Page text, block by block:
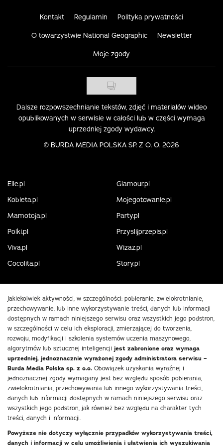
Kontakt Regulamin Polityka prywatności
O towarzystwie National Geographic Newsletter
Moje zgody
Dalsze rozpowszechnianie tekstów, zdjęć i materiałów wideo
opublikowanych w serwisie w całości lub w części wymaga
uprzedniej zgody wydawcy.
© BURDA MEDIA POLSKA SP. Z O. O. 2026
Elle.pl
Glamour.pl
Kobieta.pl
Mojegotowanie.pl
Mamotoja.pl
Party.pl
Polki.pl
Przyslijprzepis.pl
Viva.pl
Wizaz.pl
Cocolita.pl
Story.pl
Jakiekolwiek aktywności, w szczególności: pobieranie, zwielokrotnianie,
przechowywanie, lub inne wykorzystywanie treści, danych lub informacji
dostępnych w ramach niniejszego serwisu oraz wszystkich jego podstron,
w szczególności w celu ich eksploracji, zmierzającej do tworzenia,
rozwoju, modyfikacji i szkolenia systemów uczenia maszynowego,
algorytmów lub sztucznej inteligencji jest zabronione oraz wymaga
uprzedniej, jednoznacznie wyrażonej zgody administratora serwisu –
Burda Media Polska sp. z o.o. Obowiązek uzyskania wyraźnej i
jednoznacznej zgody wymagany jest bez względu sposób pobierania,
zwielokrotniania, przechowywania lub innego wykorzystywania treści,
danych lub informacji dostępnych w ramach niniejszego serwisu oraz
wszystkich jego podstron, jak również bez względu na charakter tych
treści, danych i informacji.
Powyższe nie dotyczy wyłącznie przypadków wykorzystywania treści,
danych i informacji w celu umożliwienia i ułatwienia ich wyszukiwania